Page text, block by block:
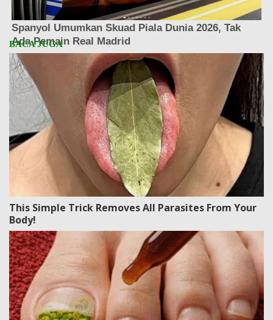
This Simple Trick Removes All Parasites From Your
Body!